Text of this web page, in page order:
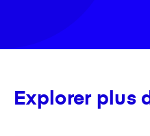
Explorer plus